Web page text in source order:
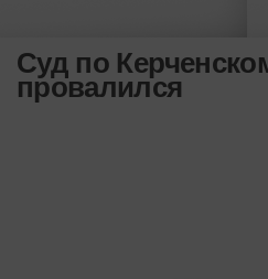
Суд по
провалился